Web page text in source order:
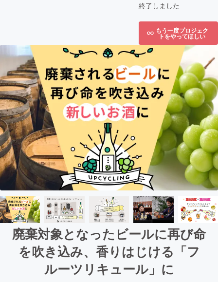
終了しました
もう一度プロジェク
トをやってほしい
廃棄対象となったビールに再び命
を吹き込み、香りはじける「フ
ルーツリキュール」に